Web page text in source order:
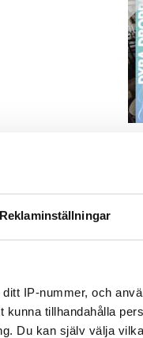
Reklaminställningar
IP-nummer, och
tillhandahålla
Du kan själv välja